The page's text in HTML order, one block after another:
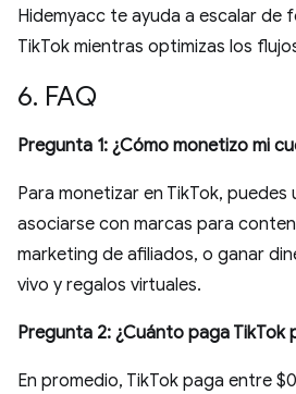
Hidemyacc te ayuda a escalar de
TikTok mientras optimizas los
6. FAQ
Pregunta 1: ¿Cómo monetizo mi
Para monetizar en TikTok,
asociarse con marcas para
marketing de afiliados, o ganar
vivo y regalos virtuales.
Pregunta 2: ¿Cuánto paga TikTok
En promedio, TikTok paga entre